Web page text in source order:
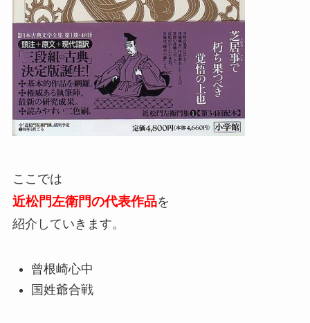
ここでは
近松門左衛門の代表作品を
紹介していきます。
曾根崎心中
国姓爺合戦